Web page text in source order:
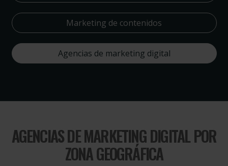
Marketing de contenidos
Agencias de marketing digital
AGENCIAS DE MARKETING DIGITALPOR
ZONA GEOGRÁFICA